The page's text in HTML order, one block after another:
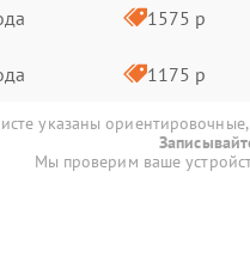
1575 р
1175 р
указаны ориентировочные,
Мы проверим ваше